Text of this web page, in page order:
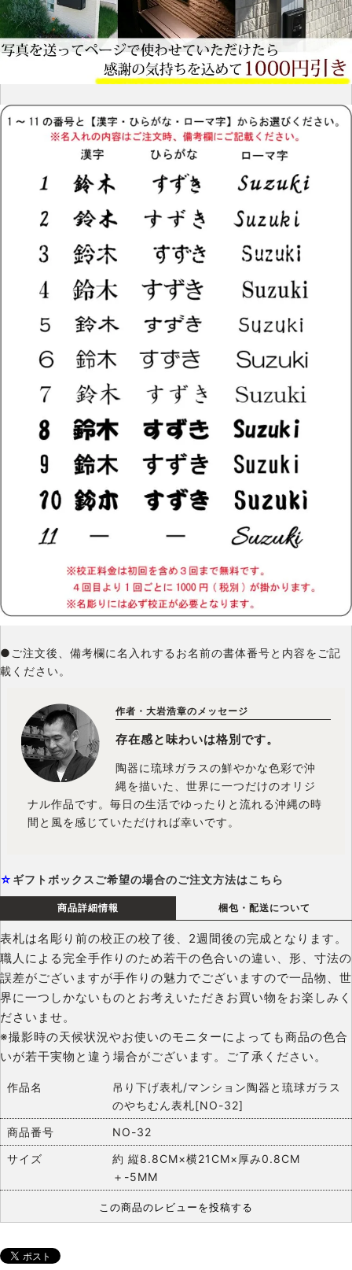
●ご注文後、備考欄に名入れするお名前の書体番号と内容をご記
載ください。
作者・大岩浩章のメッセージ
存在感と味わいは格別です。
陶器に琉球ガラスの鮮やかな色彩で沖
縄を描いた、世界に一つだけのオリジ
ナル作品です。毎日の生活でゆったりと流れる沖縄の時
間と風を感じていただければ幸いです。
☆ ギフトボックスご希望の場合のご注文方法はこちら
商品詳細情報 梱包・配送について
表札は名彫り前の校正の校了後、2週間後の完成となります。
職人による完全手作りのため若干の色合いの違い、形、寸法の
誤差がございますが手作りの魅力でございますので一品物、世
界に一つしかないものとお考えいただきお買い物をお楽しみく
ださいませ。
※撮影時の天候状況やお使いのモニターによっても商品の色合
いが若干実物と違う場合がございます。ご了承ください。
作品名
吊り下げ表札/マンション陶器と琉球ガラス
のやちむん表札[NO-32]
商品番号
NO-32
サイズ
約 縦8.8CM×横21CM×厚み0.8CM
＋-5MM
この商品のレビューを投稿する